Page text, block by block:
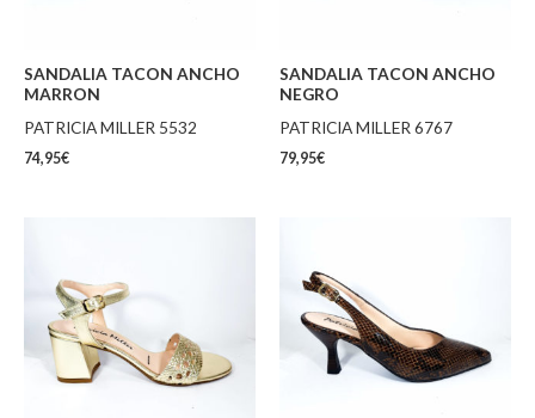
SANDALIA TACON ANCHO
MARRON
PATRICIA MILLER 5532
74,95€
SANDALIA TACON ANCHO
NEGRO
PATRICIA MILLER 6767
79,95€